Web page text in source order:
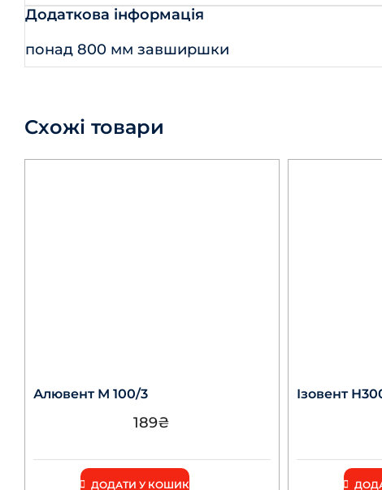
Додаткова інформація
понад 800 мм завширшки
Схожі товари
Алювент М 100/3
189₴
ДОДАТИ У КОШИК
Ізовент